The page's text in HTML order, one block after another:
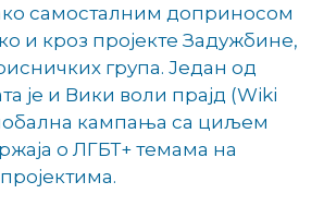
самосталним доприносом
и кроз пројекте Задужбине,
група. Један од
је и Вики воли прајд (Wiki
кампања са циљем
о ЛГБТ+ темама на